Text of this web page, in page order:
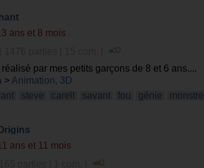
ans et 8 mois
par mes petits garçons de 8 et 6 ans....
> Animation, 3D
steve carell savant fou génie monstre
ans et 11 mois